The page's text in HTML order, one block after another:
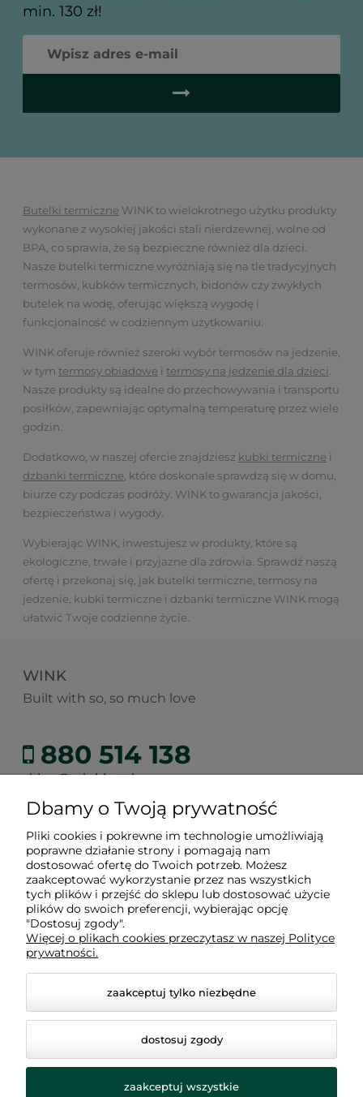
min. 130 zł!
Butelki termiczne WINK to wielokrotnego użytku produkty
wykonane z wysokiej jakości stali nierdzewnej, wolne od
BPA, co sprawia, że są bezpieczne również dla dzieci.
Nasze butelki termiczne wyróżniają się na tle tradycyjnych
termosów, kubków termicznych, bidonów czy zwykłych
butelek na wodę, oferując większą wygodę i
funkcjonalność w codziennym użytkowaniu.
WINK oferuje również szeroki wybór termosów na jedzenie,
w tym termosy obiadowe i termosy na jedzenie dla dzieci.
Nasze produkty są idealne do przechowywania i transportu
posiłków, zapewniając optymalną temperaturę przez wiele
godzin.
Dodatkowo, w naszej ofercie znajdziesz kubki termiczne i
dzbanki termiczne, które doskonale sprawdzą się w domu,
biurze czy podczas podróży. WINK to gwarancja jakości,
bezpieczeństwa i wygody.
Wybierając WINK, inwestujesz w produkty, które są
ekologiczne, trwałe i przyjazne dla zdrowia. Sprawdź naszą
ofertę i przekonaj się, jak butelki termiczne, termosy na
jedzenie, kubki termiczne i dzbanki termiczne WINK mogą
ułatwić Twoje codzienne życie.
WINK
Built with so, so much love
880 514 138
sklep@winkbottle.com
Zakupy
Informacje
O nas
Dbamy o Twoją prywatność
Pliki cookies i pokrewne im technologie umożliwiają
poprawne działanie strony i pomagają nam
dostosować ofertę do Twoich potrzeb. Możesz
zaakceptować wykorzystanie przez nas wszystkich
tych plików i przejść do sklepu lub dostosować użycie
plików do swoich preferencji, wybierając opcję
"Dostosuj zgody".
Więcej o plikach cookies przeczytasz w naszej Polityce
prywatności.
zaakceptuj tylko niezbędne
dostosuj zgody
zaakceptuj wszystkie